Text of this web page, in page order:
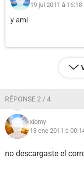
19 jul 2011 à 16:18
y ami
RÉPONSE 2 / 4
xiomy
13 ene 2011 à
no descargaste el